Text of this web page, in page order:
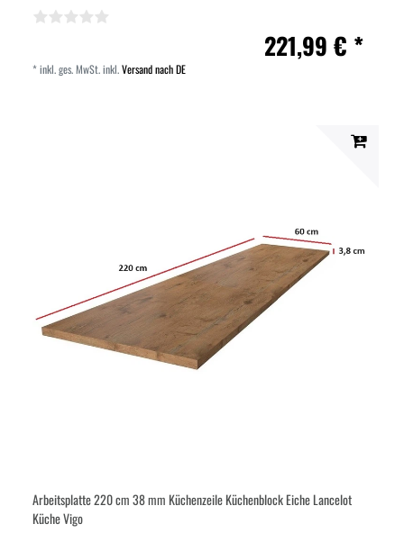
221,99 € *
*inkl. ges. MwSt.inkl.Versand nach DE
Arbeitsplatte 220 cm 38 mm Küchenzeile Küchenblock Eiche Lancelot
Küche Vigo